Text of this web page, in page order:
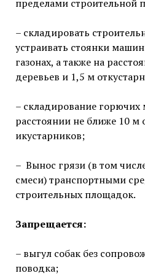
пределами строительной
– складировать
устраивать стоянки
газонах, а также на
деревьев и 1,5 м
– складирование горючих
расстоянии не ближе 10 м
икустарников;
– Вынос грязи (в том
смеси) транспортными
строительных площадок.
Запрещается:
– выгул собак без
поводка;